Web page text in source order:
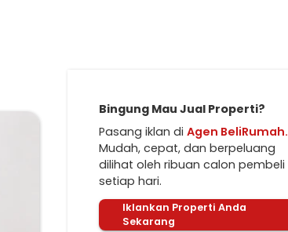
Bingung Mau Jual Properti?
Pasang iklan di Agen BeliRumah.
Mudah, cepat, dan berpeluang
dilihat oleh ribuan calon pembeli
setiap hari.
Iklankan Properti Anda
Sekarang